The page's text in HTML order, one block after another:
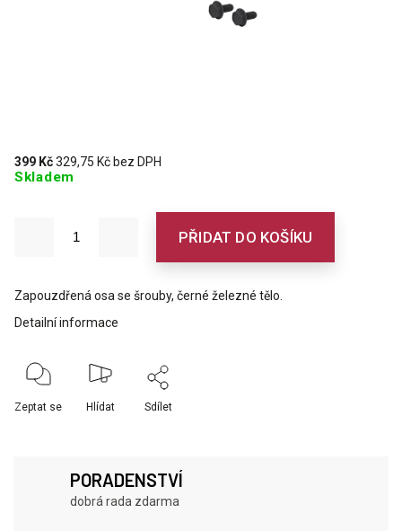
399 Kč329,75 Kč bez DPH
Skladem
PŘIDAT DO KOŠÍKU
Zapouzdřená osa se šrouby, černé železné tělo.
Detailní informace
Zeptat se Hlídat Sdílet
PORADENSTVÍ
dobrá rada zdarma